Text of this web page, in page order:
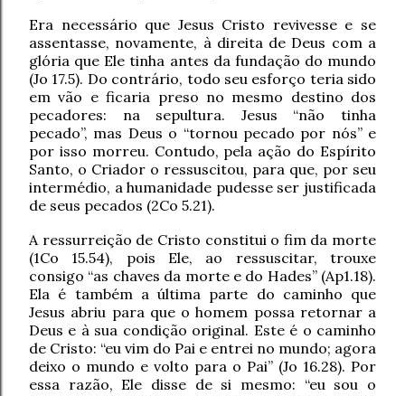
Era necessário que Jesus Cristo revivesse e se
assentasse, novamente, à direita de Deus com a
glória que Ele tinha antes da fundação do mundo
(Jo 17.5). Do contrário, todo seu esforço teria sido
em vão e ficaria preso no mesmo destino dos
pecadores: na sepultura. Jesus “não tinha
pecado”, mas Deus o “tornou pecado por nós” e
por isso morreu. Contudo, pela ação do Espírito
Santo, o Criador o ressuscitou, para que, por seu
intermédio, a humanidade pudesse ser justificada
de seus pecados (2Co 5.21).
A ressurreição de Cristo constitui o fim da morte
(1Co 15.54), pois Ele, ao ressuscitar, trouxe
consigo “as chaves da morte e do Hades” (Ap1.18).
Ela é também a última parte do caminho que
Jesus abriu para que o homem possa retornar a
Deus e à sua condição original. Este é o caminho
de Cristo: “eu vim do Pai e entrei no mundo; agora
deixo o mundo e volto para o Pai” (Jo 16.28). Por
essa razão, Ele disse de si mesmo: “eu sou o